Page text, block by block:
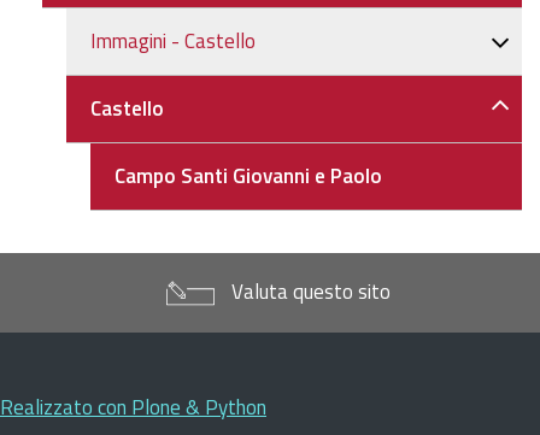
Immagini - Castello
Castello
Campo Santi Giovanni e Paolo
Valuta questo sito
Realizzato con Plone & Python